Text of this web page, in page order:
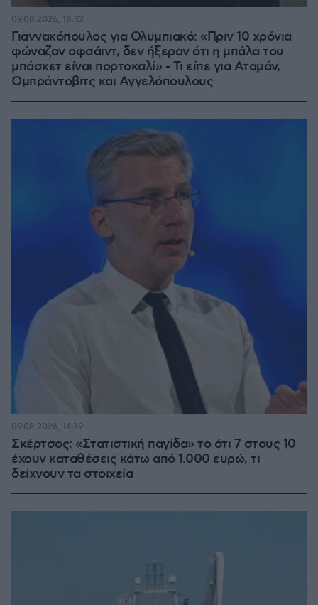
Γιαννακόπουλος για Ολυμπιακό: «Πριν 10 χρόνια
φώναζαν οφσάιντ, δεν ήξεραν ότι η μπάλα του
μπάσκετ είναι πορτοκαλί» - Τι είπε για Αταμάν,
Ομπράντοβιτς και Αγγελόπουλους
09.08.2026, 18:32
Σκέρτσος: «Στατιστική παγίδα» το ότι 7 στους 10
έχουν καταθέσεις κάτω από 1.000 ευρώ, τι
δείχνουν τα στοιχεία
09.08.2026, 14:39